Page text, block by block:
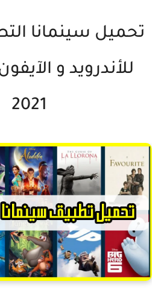
تحميل سينمانا
للأندرويد و
2021